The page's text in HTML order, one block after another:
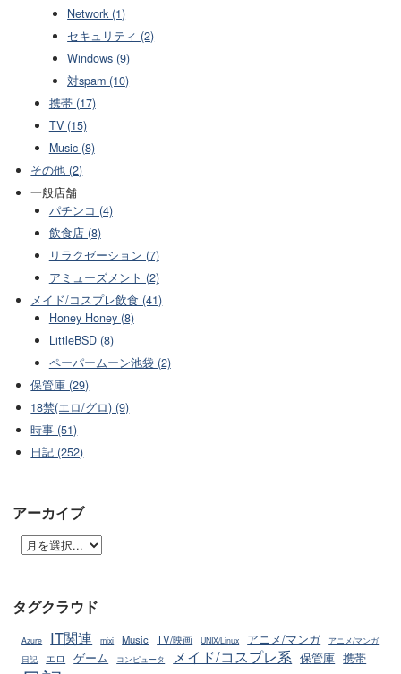
Network (1)
セキュリティ (2)
Windows (9)
対spam (10)
携帯 (17)
TV (15)
Music (8)
その他 (2)
一般店舗
パチンコ (4)
飲食店 (8)
リラクゼーション (7)
アミューズメント (2)
メイド/コスプレ飲食 (41)
Honey Honey (8)
LittleBSD (8)
ペーパームーン池袋 (2)
保管庫 (29)
18禁(エロ/グロ) (9)
時事 (51)
日記 (252)
アーカイブ
タグクラウド
Azure IT関連 mixi Music TV/映画 UNIX/Linux アニメ/マンガ
アニメ/マンガ
日記
エロ ゲーム コンピュータ メイド/コスプレ系 保管庫 携帯